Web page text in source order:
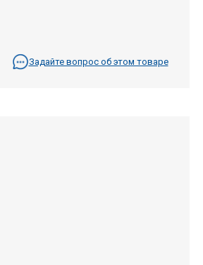
Задайте вопрос об этом товаре